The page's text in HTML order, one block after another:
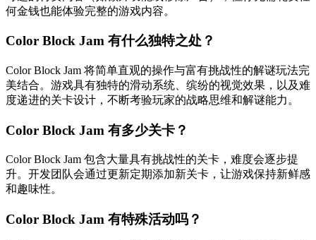
何金钱也能体验完整的游戏内容。
Color Block Jam 有什么独特之处？
Color Block Jam 将简单直观的操作与富有挑战性的解谜玩法完
美结合。游戏具有独特的滑动系统、缤纷的视觉效果，以及难
度递进的关卡设计，不断考验玩家的战略思维和解谜能力。
Color Block Jam 有多少关卡？
Color Block Jam 包含大量具有挑战性的关卡，难度会逐步提
升。开发团队会通过更新定期添加新关卡，让游戏保持新鲜感
和趣味性。
Color Block Jam 有特殊活动吗？